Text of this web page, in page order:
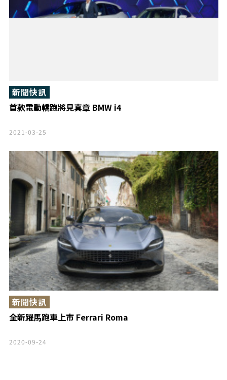
首款電動轎跑將見真章 BMW i4
新聞快訊
2021-03-25
全新躍馬跑車上市 Ferrari Roma
新聞快訊
2020-09-24